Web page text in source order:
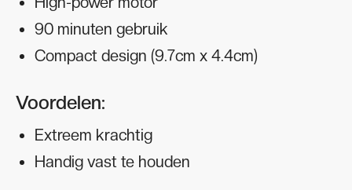
90 minuten gebruik
Compact design (9.7cm x 4.4cm)
Voordelen:
Extreem krachtig
Handig vast te houden